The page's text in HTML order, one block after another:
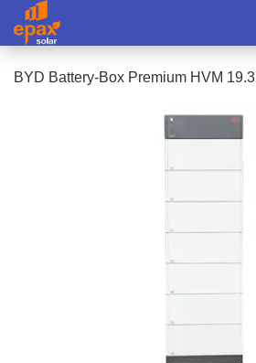
BYD Battery-​Box Pre­mi­um HVM 19.3